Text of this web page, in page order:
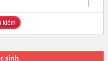
sinh